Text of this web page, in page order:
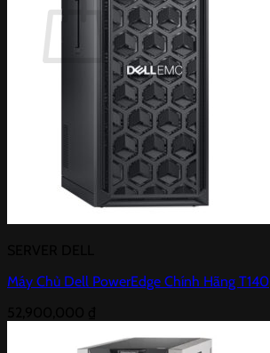
Chưa có sản phẩm trong giỏ hàng.
Quay trở lại cửa hàng
Máy Chủ Dell PowerEdge Chính Hãng T140